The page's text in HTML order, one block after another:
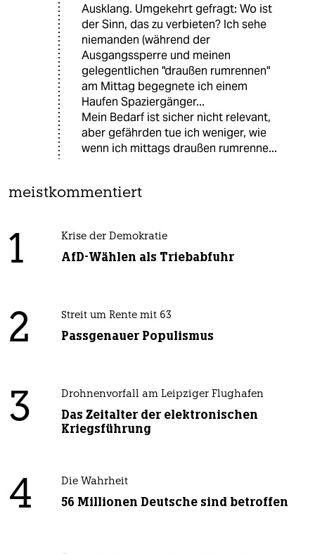
Ausklang. Umgekehrt gefragt: Wo ist
der Sinn, das zu verbieten? Ich sehe
niemanden (während der
Ausgangssperre und meinen
gelegentlichen "draußen rumrennen"
am Mittag begegnete ich einem
Haufen Spaziergänger...
Mein Bedarf ist sicher nicht relevant,
aber gefährden tue ich weniger, wie
wenn ich mittags draußen rumrenne...
meistkommentiert
1 Krise der Demokratie
AfD-Wählen als Triebabfuhr
2 Streit um Rente mit 63
Passgenauer Populismus
3 Drohnenvorfall am Leipziger Flughafen
Das Zeitalter der elektronischen
Kriegsführung
4 Die Wahrheit
56 Millionen Deutsche sind betroffen